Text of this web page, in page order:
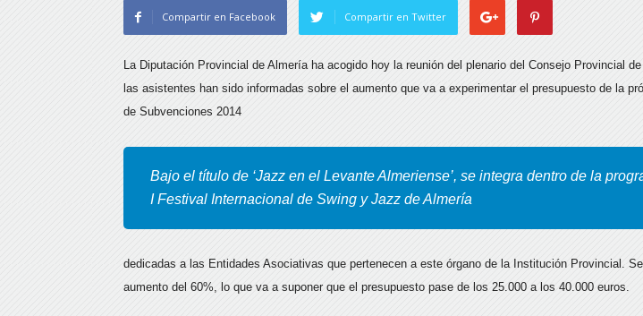
Compartir en Facebook Compartir en Twitter
La Diputación Provincial de Almería ha acogido hoy la reunión del plenario del Consejo Provincial
las asistentes han sido informadas sobre el aumento que va a experimentar el presupuesto de la
de Subvenciones 2014
Bajo el título de ‘Jazz en el Levante Almeriense’, se integra dentro de la
I Festival Internacional de Swing y Jazz de Almería
dedicadas a las Entidades Asociativas que pertenecen a este órgano de la Institución Provincial.
aumento del 60%, lo que va a suponer que el presupuesto pase de los 25.000 a los 40.000 euros.